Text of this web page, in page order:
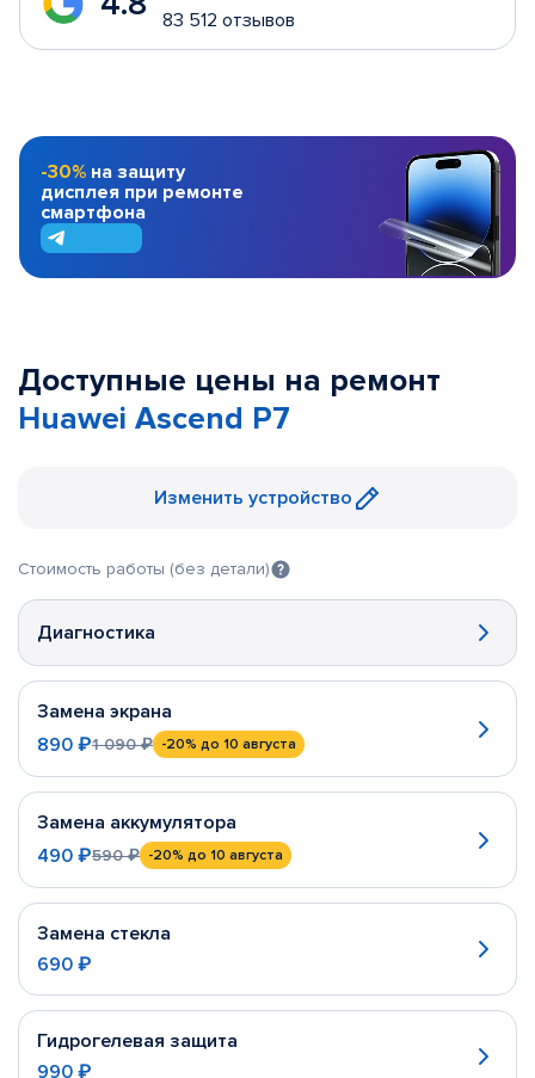
83 512 отзывов
-30% на защиту
дисплея при ремонте
смартфона
Доступные цены на ремонт
Huawei Ascend P7
Изменить устройство
Стоимость работы (без детали)
Диагностика
Замена экрана
890 ₽1 090 ₽ -20% до 10 августа
Замена аккумулятора
490 ₽590 ₽ -20% до 10 августа
Замена стекла
690 ₽
Гидрогелевая защита
990 ₽